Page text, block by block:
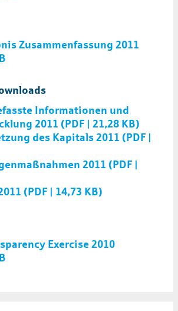
Zusammenfassung 2011
Informationen und
2011 (PDF | 21,28 KB)
des Kapitals 2011 (PDF |
2011 (PDF |
(PDF | 14,73 KB)
Exercise 2010